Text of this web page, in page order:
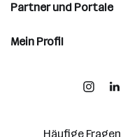
Partner und Portale
Mein Profil
Häufige Fragen